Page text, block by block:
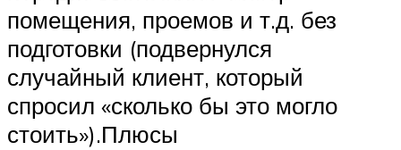
помещения, проемов и т.д. без
подготовки (подвернулся
случайный клиент, который
спросил «сколько бы это могло
стоить»).Плюсы